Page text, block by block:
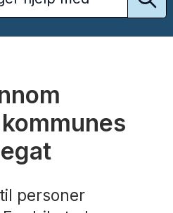
personer